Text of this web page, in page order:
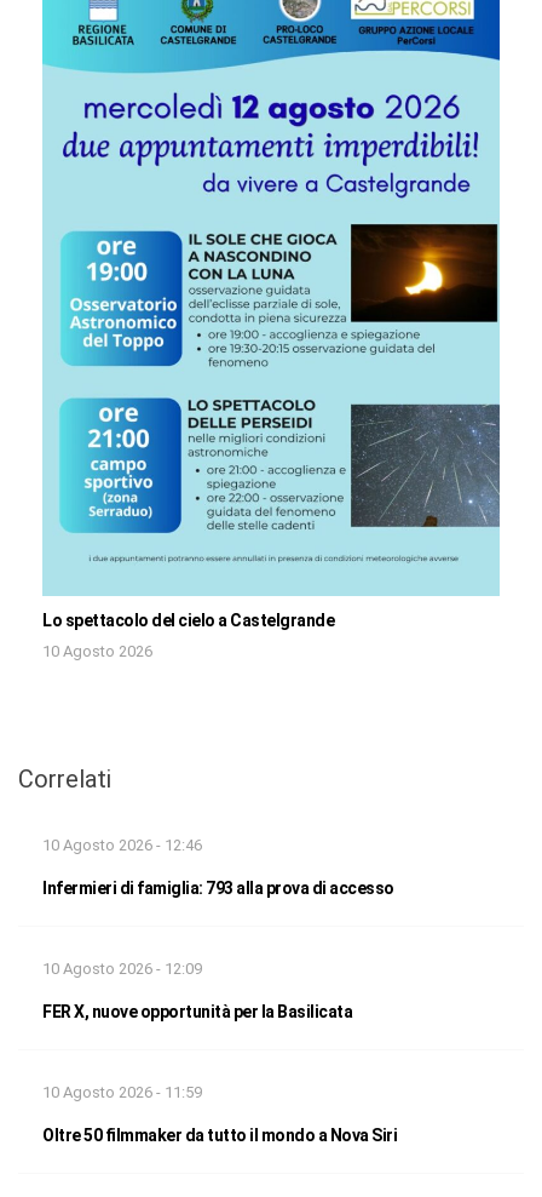
Lo spettacolo del cielo a Castelgrande
10 Agosto 2026
Correlati
10 Agosto 2026 - 12:46
Infermieri di famiglia: 793 alla prova di accesso
10 Agosto 2026 - 12:09
FER X, nuove opportunità per la Basilicata
10 Agosto 2026 - 11:59
Oltre 50 filmmaker da tutto il mondo a Nova Siri